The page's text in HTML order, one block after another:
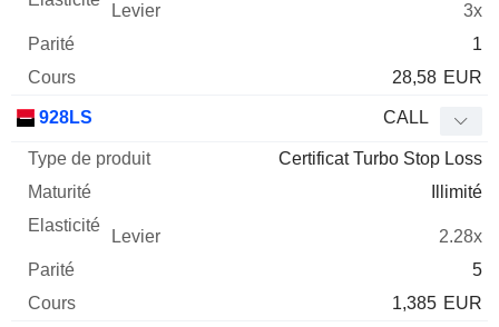
3x
1
28,58 EUR
928LS CALL
Certificat Turbo Stop Loss
Illimité
2.28x
5
1,385 EUR